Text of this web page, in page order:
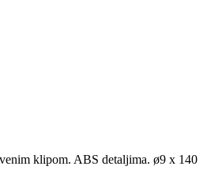
klipom. ABS detaljima. ø9 x 140